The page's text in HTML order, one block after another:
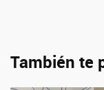
También te